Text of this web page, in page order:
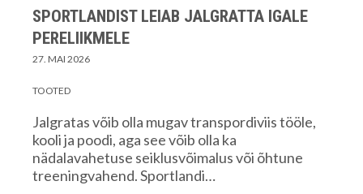
SPORTLANDIST LEIAB JALGRATTA IGALE
PERELIIKMELE
27. MAI 2026
TOOTED
Jalgratas võib olla mugav transpordiviis tööle,
kooli ja poodi, aga see võib olla ka
nädalavahetuse seiklusvõimalus või õhtune
treeningvahend. Sportlandi…